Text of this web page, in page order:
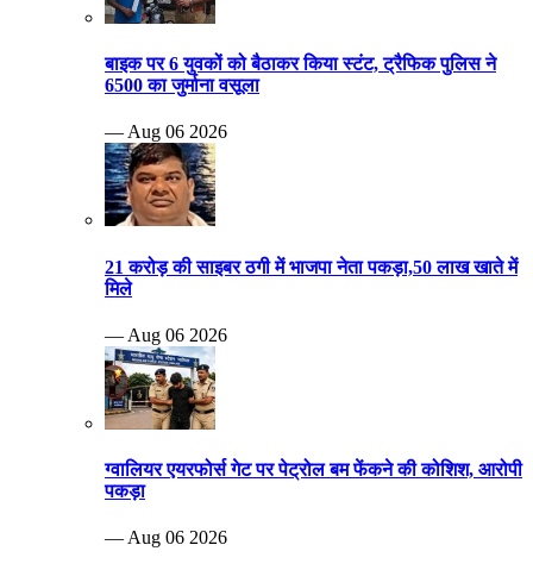
बाइक पर 6 युवकों को बैठाकर किया स्टंट, ट्रैफिक पुलिस ने
6500 का जुर्माना वसूला
— Aug 06 2026
21 करोड़ की साइबर ठगी में भाजपा नेता पकड़ा,50 लाख खाते में
मिले
— Aug 06 2026
ग्वालियर एयरफोर्स गेट पर पेट्रोल बम फेंकने की कोशिश, आरोपी
पकड़ा
— Aug 06 2026